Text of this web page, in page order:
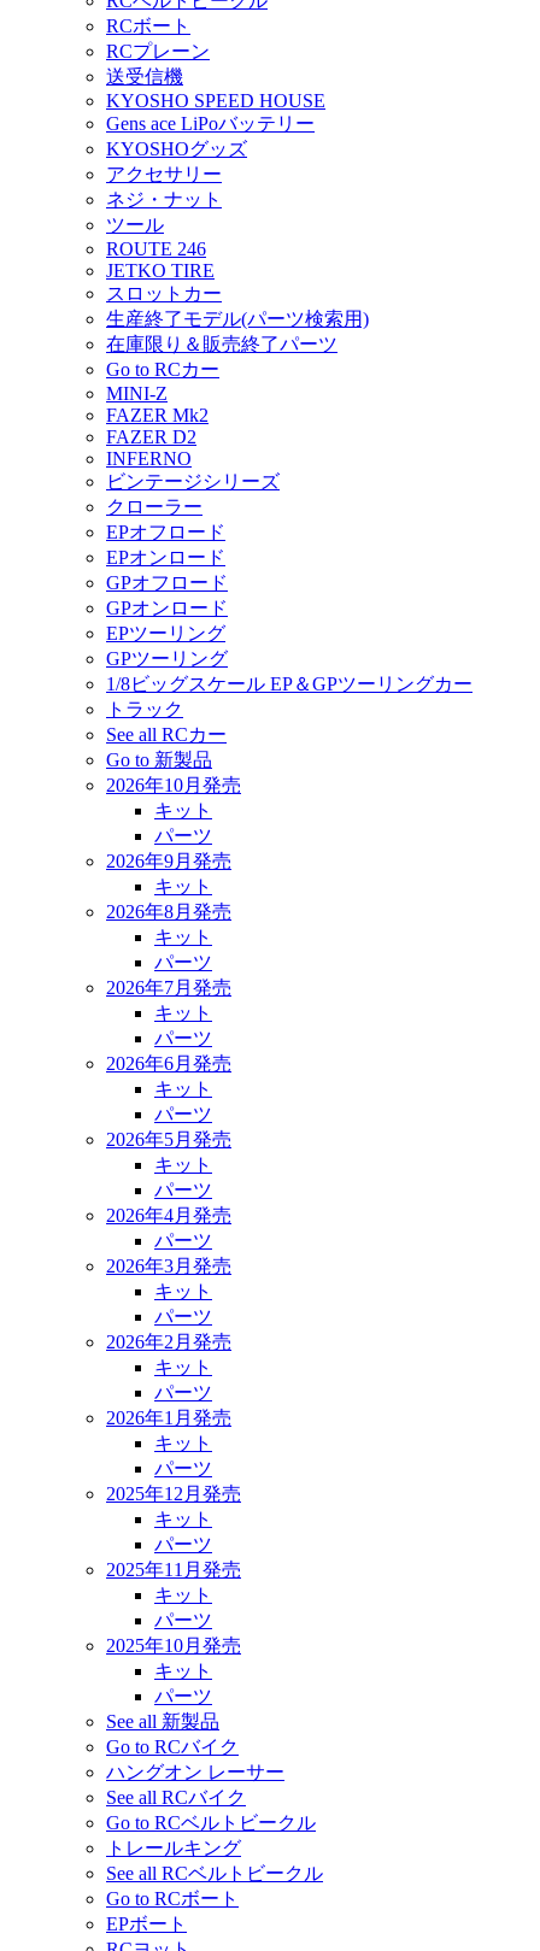
RCボート
RCプレーン
送受信機
KYOSHO SPEED HOUSE
Gens ace LiPoバッテリー
KYOSHOグッズ
アクセサリー
ネジ・ナット
ツール
ROUTE 246
JETKO TIRE
スロットカー
生産終了モデル(パーツ検索用)
在庫限り＆販売終了パーツ
Go to RCカー
MINI-Z
FAZER Mk2
FAZER D2
INFERNO
ビンテージシリーズ
クローラー
EPオフロード
EPオンロード
GPオフロード
GPオンロード
EPツーリング
GPツーリング
1/8ビッグスケール EP＆GPツーリングカー
トラック
See all RCカー
Go to 新製品
2026年10月発売
キット
パーツ
2026年9月発売
キット
2026年8月発売
キット
パーツ
2026年7月発売
キット
パーツ
2026年6月発売
キット
パーツ
2026年5月発売
キット
パーツ
2026年4月発売
パーツ
2026年3月発売
キット
パーツ
2026年2月発売
キット
パーツ
2026年1月発売
キット
パーツ
2025年12月発売
キット
パーツ
2025年11月発売
キット
パーツ
2025年10月発売
キット
パーツ
See all 新製品
Go to RCバイク
ハングオン レーサー
See all RCバイク
Go to RCベルトビークル
トレールキング
See all RCベルトビークル
Go to RCボート
EPボート